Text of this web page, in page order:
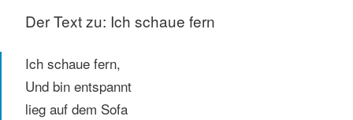
Der Text zu: Ich schaue fern
Ich schaue fern,
Und bin entspannt
lieg auf dem Sofa